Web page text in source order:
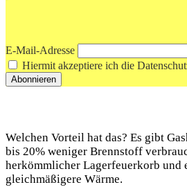
E-Mail-Adresse
Hiermit akzeptiere ich die
Welchen Vorteil hat das? Es gibt
bis 20% weniger Brennstoff
herkömmlicher Lagerfeuerkorb und
gleichmäßigere Wärme.